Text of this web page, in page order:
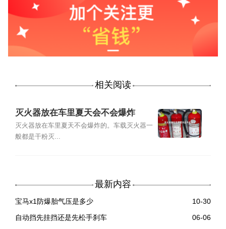
相关阅读
灭火器放在车里夏天会不会爆炸
灭火器放在车里夏天不会爆炸的。车载灭火器一
般都是干粉灭...
最新内容
宝马x1防爆胎气压是多少
10-30
自动挡先挂挡还是先松手刹车
06-06